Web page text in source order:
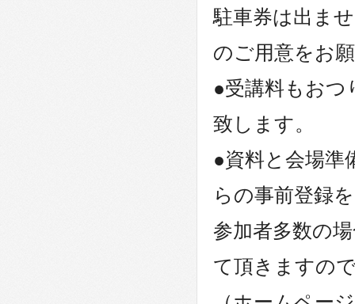
駐車券は出ま
のご用意をお
●受講料もおつ
致します。
●資料と会場準
らの事前登録
参加者多数の
て頂きますの